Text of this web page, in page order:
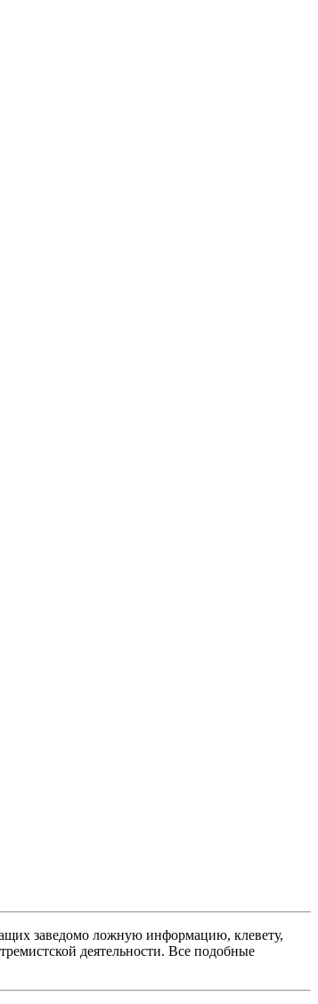
заведомо ложную информацию, клевету,
деятельности. Все подобные